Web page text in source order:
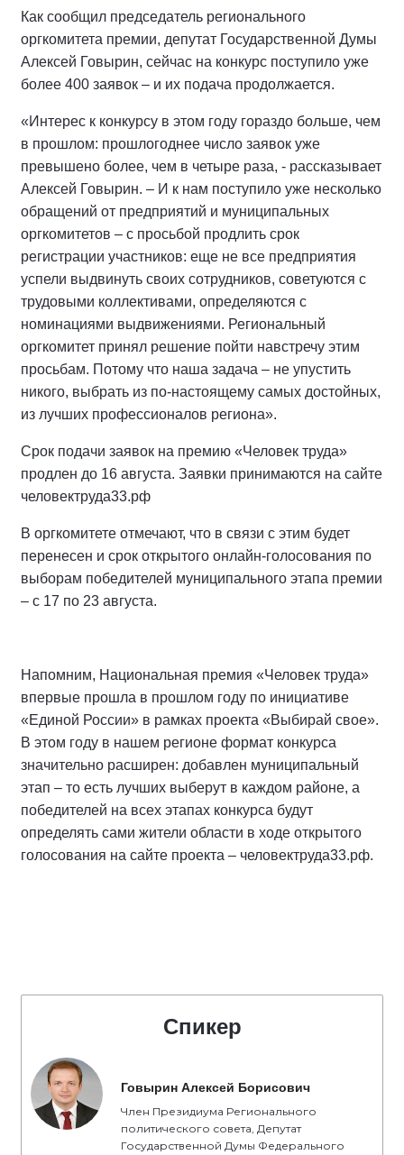
Как сообщил председатель регионального
оргкомитета премии, депутат Государственной Думы
Алексей Говырин, сейчас на конкурс поступило уже
более 400 заявок – и их подача продолжается.
«Интерес к конкурсу в этом году гораздо больше, чем
в прошлом: прошлогоднее число заявок уже
превышено более, чем в четыре раза, - рассказывает
Алексей Говырин. – И к нам поступило уже несколько
обращений от предприятий и муниципальных
оргкомитетов – с просьбой продлить срок
регистрации участников: еще не все предприятия
успели выдвинуть своих сотрудников, советуются с
трудовыми коллективами, определяются с
номинациями выдвижениями. Региональный
оргкомитет принял решение пойти навстречу этим
просьбам. Потому что наша задача – не упустить
никого, выбрать из по-настоящему самых достойных,
из лучших профессионалов региона».
Срок подачи заявок на премию «Человек труда»
продлен до 16 августа. Заявки принимаются на сайте
человектруда33.рф
В оргкомитете отмечают, что в связи с этим будет
перенесен и срок открытого онлайн-голосования по
выборам победителей муниципального этапа премии
– с 17 по 23 августа.
Напомним, Национальная премия «Человек труда»
впервые прошла в прошлом году по инициативе
«Единой России» в рамках проекта «Выбирай свое».
В этом году в нашем регионе формат конкурса
значительно расширен: добавлен муниципальный
этап – то есть лучших выберут в каждом районе, а
победителей на всех этапах конкурса будут
определять сами жители области в ходе открытого
голосования на сайте проекта – человектруда33.рф.
Спикер
Говырин Алексей Борисович
Член Президиума Регионального
политического совета, Депутат
Государственной Думы Федерального